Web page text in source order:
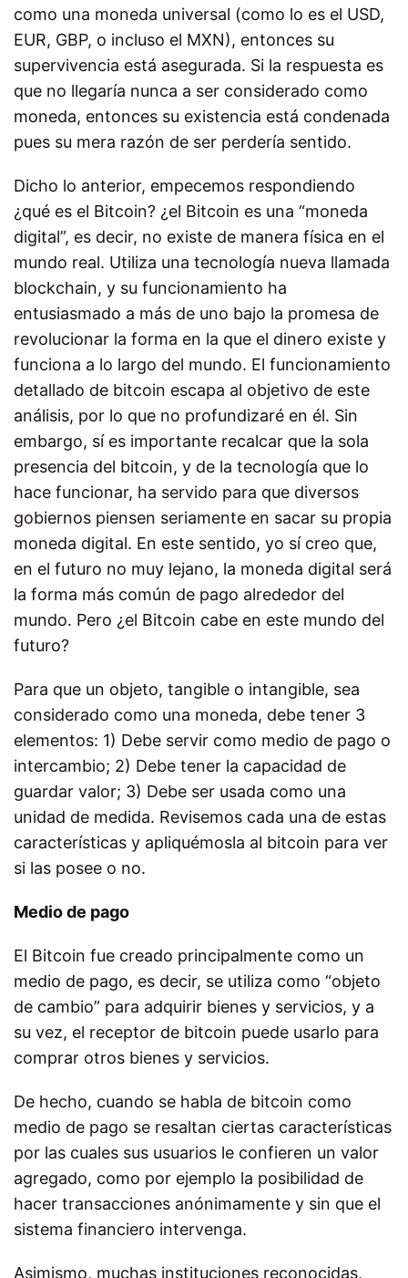
como una moneda universal (como lo es el USD,
EUR, GBP, o incluso el MXN), entonces su
supervivencia está asegurada. Si la respuesta es
que no llegaría nunca a ser considerado como
moneda, entonces su existencia está condenada
pues su mera razón de ser perdería sentido.
Dicho lo anterior, empecemos respondiendo
¿qué es el Bitcoin? ¿el Bitcoin es una “moneda
digital”, es decir, no existe de manera física en el
mundo real. Utiliza una tecnología nueva llamada
blockchain, y su funcionamiento ha
entusiasmado a más de uno bajo la promesa de
revolucionar la forma en la que el dinero existe y
funciona a lo largo del mundo. El funcionamiento
detallado de bitcoin escapa al objetivo de este
análisis, por lo que no profundizaré en él. Sin
embargo, sí es importante recalcar que la sola
presencia del bitcoin, y de la tecnología que lo
hace funcionar, ha servido para que diversos
gobiernos piensen seriamente en sacar su propia
moneda digital. En este sentido, yo sí creo que,
en el futuro no muy lejano, la moneda digital será
la forma más común de pago alrededor del
mundo. Pero ¿el Bitcoin cabe en este mundo del
futuro?
Para que un objeto, tangible o intangible, sea
considerado como una moneda, debe tener 3
elementos: 1) Debe servir como medio de pago o
intercambio; 2) Debe tener la capacidad de
guardar valor; 3) Debe ser usada como una
unidad de medida. Revisemos cada una de estas
características y apliquémosla al bitcoin para ver
si las posee o no.
Medio de pago
El Bitcoin fue creado principalmente como un
medio de pago, es decir, se utiliza como “objeto
de cambio” para adquirir bienes y servicios, y a
su vez, el receptor de bitcoin puede usarlo para
comprar otros bienes y servicios.
De hecho, cuando se habla de bitcoin como
medio de pago se resaltan ciertas características
por las cuales sus usuarios le confieren un valor
agregado, como por ejemplo la posibilidad de
hacer transacciones anónimamente y sin que el
sistema financiero intervenga.
Asimismo, muchas instituciones reconocidas,